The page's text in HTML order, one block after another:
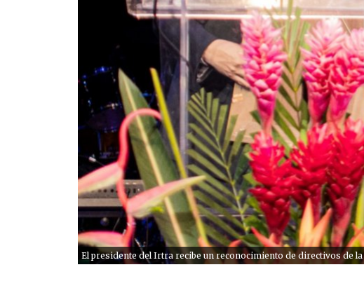
El presidente del Irtra recibe un reconocimiento de directivos de la